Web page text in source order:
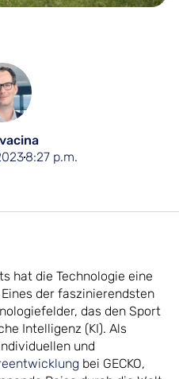
8:27 p.m.
hat die Technologie eine
der faszinierendsten
das den Sport
Intelligenz (KI). Als
und
bei GECKO,